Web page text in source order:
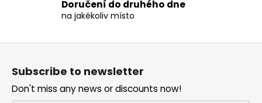
Doručení do druhého dne
na jakékoliv místo
Subscribe to newsletter
Don't miss any news or discounts now!